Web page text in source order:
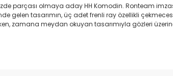
parçası olmaya aday HH Komodin. Ronteam
gelen tasarımın, üç adet frenli ray özellikli
zamana meydan okuyan tasarımıyla gözleri